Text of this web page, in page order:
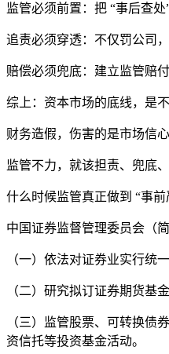
监管必须前置：把 “事后查
追责必须穿透：不仅罚公司
赔偿必须兜底：建立监管赔
综上：资本市场的底线，是
财务造假，伤害的是市场信
监管不力，就该担责、兜底
什么时候监管真正做到 “事
中国证券监督管理委员会（
（一）依法对证券业实行统
（二）研究拟订证券期货基
（三）监管股票、可转换债
资信托等投资基金活动。